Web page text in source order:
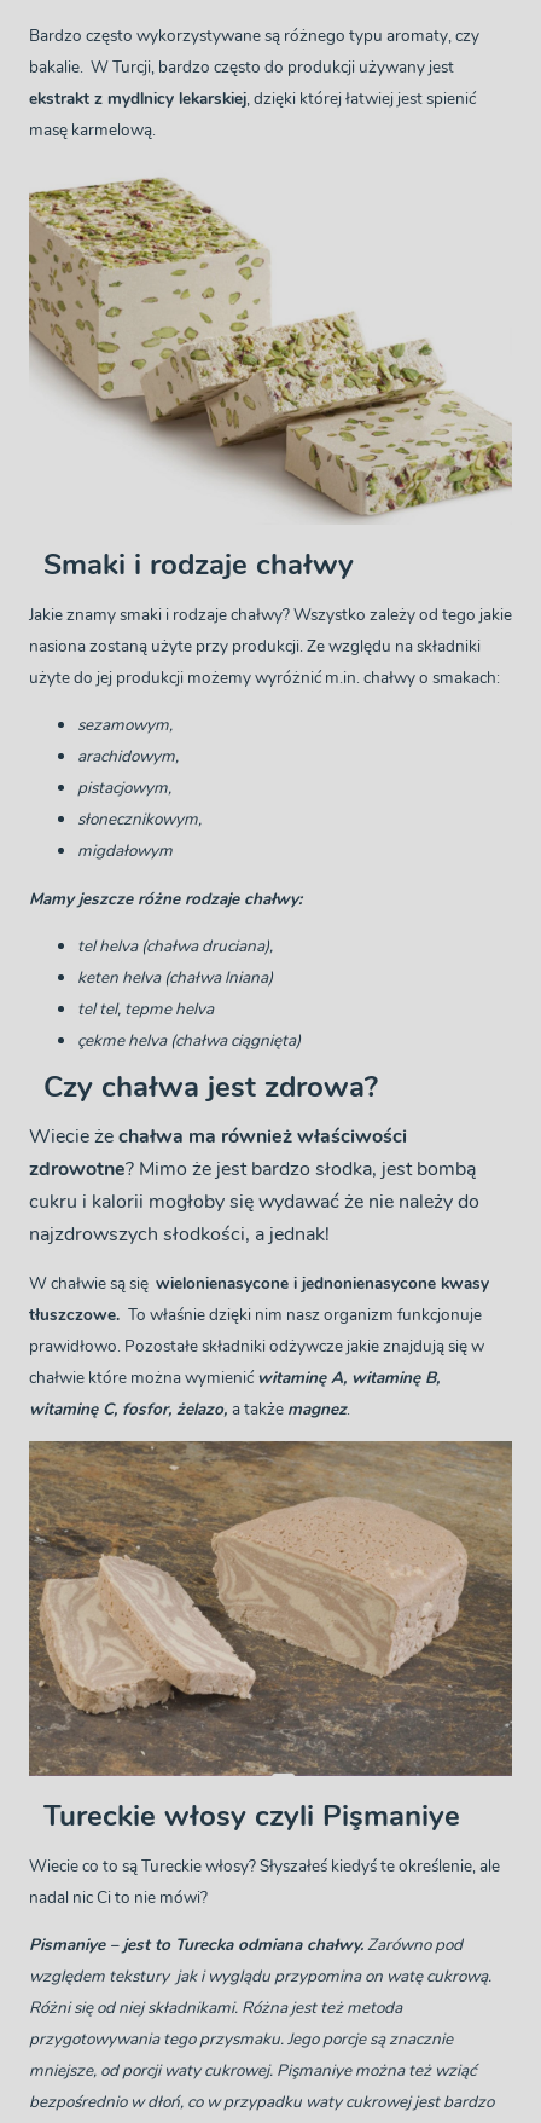
Bardzo często wykorzystywane są różnego typu aromaty, czy
bakalie. W Turcji, bardzo często do produkcji używany jest
ekstrakt z mydlnicy lekarskiej, dzięki której łatwiej jest spienić
masę karmelową.
Smaki i rodzaje chałwy
Jakie znamy smaki i rodzaje chałwy? Wszystko zależy od tego jakie
nasiona zostaną użyte przy produkcji. Ze względu na składniki
użyte do jej produkcji możemy wyróżnić m.in. chałwy o smakach:
sezamowym,
arachidowym,
pistacjowym,
słonecznikowym,
migdałowym
Mamy jeszcze różne rodzaje chałwy:
tel helva (chałwa druciana),
keten helva (chałwa lniana)
tel tel, tepme helva
çekme helva (chałwa ciągnięta)
Czy chałwa jest zdrowa?
Wiecie żechałwa ma również właściwości
zdrowotne? Mimo że jest bardzo słodka, jest bombą
cukru i kalorii mogłoby się wydawać że nie należy do
najzdrowszych słodkości, a jednak!
W chałwie są się wielonienasycone i jednonienasycone kwasy
tłuszczowe. To właśnie dzięki nim nasz organizm funkcjonuje
prawidłowo. Pozostałe składniki odżywcze jakie znajdują się w
chałwie które można wymienić witaminę A, witaminę B,
witaminę C, fosfor, żelazo, a także magnez.
Tureckie włosy czyli Pişmaniye
Wiecie co to są Tureckie włosy? Słyszałeś kiedyś te określenie, ale
nadal nic Ci to nie mówi?
Pismaniye – jest to Turecka odmiana chałwy.Zarówno pod
względem tekstury jak i wyglądu przypomina on watę cukrową.
Różni się od niej składnikami. Różna jest też metoda
przygotowywania tego przysmaku. Jego porcje są znacznie
mniejsze, od porcji waty cukrowej. Pişmaniye można też wziąć
bezpośrednio w dłoń, co w przypadku waty cukrowej jest bardzo